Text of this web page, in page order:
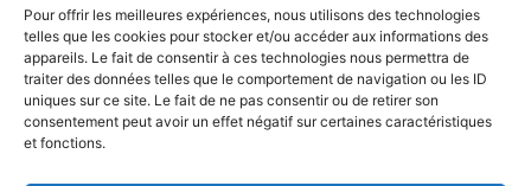
Pour offrir les meilleures expériences, nous utilisons des technologies
telles que les cookies pour stocker et/ou accéder aux informations des
appareils. Le fait de consentir à ces technologies nous permettra de
traiter des données telles que le comportement de navigation ou les ID
uniques sur ce site. Le fait de ne pas consentir ou de retirer son
consentement peut avoir un effet négatif sur certaines caractéristiques
et fonctions.